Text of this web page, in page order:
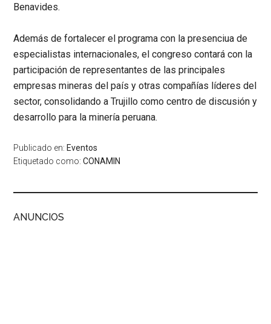
Benavides.
Además de fortalecer el programa con la presenciua de
especialistas internacionales, el congreso contará con la
participación de representantes de las principales
empresas mineras del país y otras compañías líderes del
sector, consolidando a Trujillo como centro de discusión y
desarrollo para la minería peruana.
Publicado en: Eventos
Etiquetado como:CONAMIN
ANUNCIOS